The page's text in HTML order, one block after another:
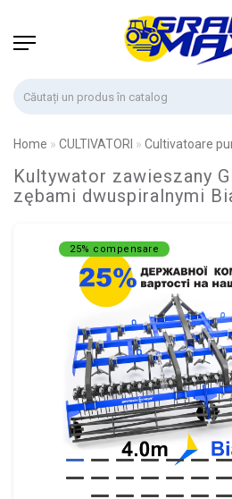
Home CULTIVATORI Cultivatoare
Kultywator zawieszany
zębami dwuspiralnymi
25% compensare